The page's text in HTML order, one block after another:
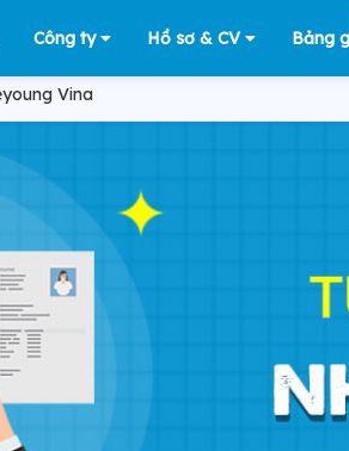
Công ty Hồ sơ & CV Bảng
Vina